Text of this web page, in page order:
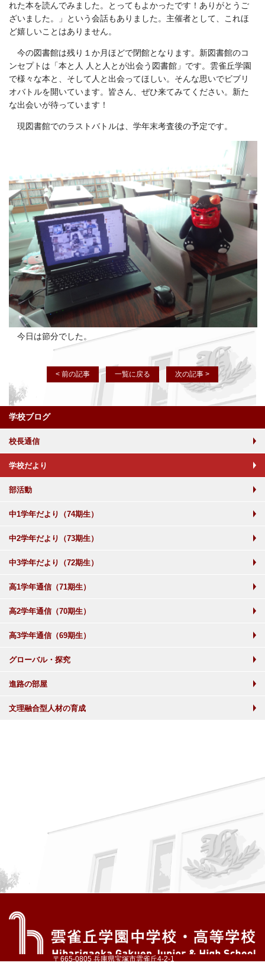
れた本を読んでみました。とってもよかったです！ありがとうご
ざいました。」という会話もありました。主催者として、これほ
ど嬉しいことはありません。
今の図書館は残り１か月ほどで閉館となります。新図書館のコ
ンセプトは「本と人 人と人とが出会う図書館」です。雲雀丘学園
で様々な本と、そして人と出会ってほしい。そんな思いでビブリ
オバトルを開いています。皆さん、ぜひ来てみてください。新た
な出会いが待っています！
現図書館でのラストバトルは、学年末考査後の予定です。
今日は節分でした。
< 前の記事 一覧に戻る 次の記事 >
学校ブログ
校長通信
学校だより
部活動
中1学年だより（74期生）
中2学年だより（73期生）
中3学年だより（72期生）
高1学年通信（71期生）
高2学年通信（70期生）
高3学年通信（69期生）
グローバル・探究
進路の部屋
文理融合型人材の育成
〒665-0805 兵庫県宝塚市雲雀丘4-2-1